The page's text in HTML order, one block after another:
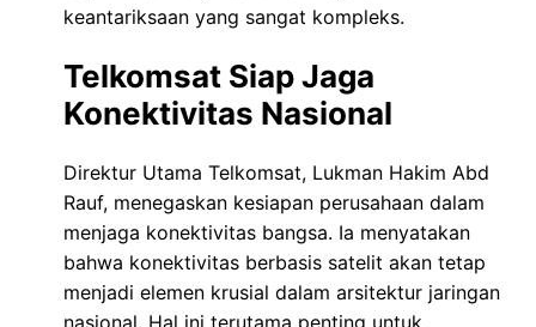
keantariksaan yang sangat kompleks.
Telkomsat Siap Jaga
Konektivitas Nasional
Direktur Utama Telkomsat, Lukman Hakim Abd
Rauf, menegaskan kesiapan perusahaan dalam
menjaga konektivitas bangsa. Ia menyatakan
bahwa konektivitas berbasis satelit akan tetap
menjadi elemen krusial dalam arsitektur jaringan
nasional. Hal ini terutama penting untuk